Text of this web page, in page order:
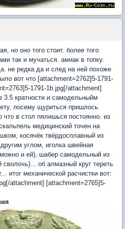
но оно того стоит. более того
так и мучаться. амиак в топку.
не редка да и след на ней похоже
вот что [attachment=2762]5-1791-
1791-1b.jpg[/attachment]
кратности и самодельныйм
посему щуриться пришлось
что в стол пялишься постоянно. из
медицинский точен на
косячёк твёрдосплавный из
углом, иголка швейная
и ей), шабер самодельный из
об алмазный круг тереть
итог механической расчистки вот:
attachment] [attachment=2765]5-